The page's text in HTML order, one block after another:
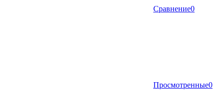
Сравнение0
Просмотренные0